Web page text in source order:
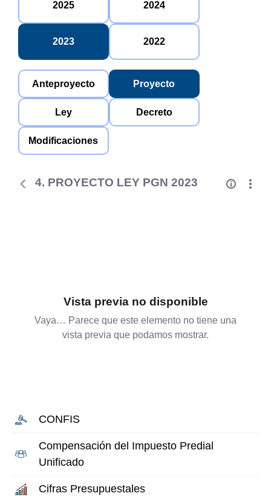
2025 2024
2023 2022
Anteproyecto Proyecto
Ley Decreto
Modificaciones
4. PROYECTO LEY PGN 2023
Vista previa no disponible
Vaya… Parece que este elemento no tiene una
vista previa que podamos mostrar.
CONFIS
Compensación del Impuesto Predial
Unificado
Cifras Presupuestales